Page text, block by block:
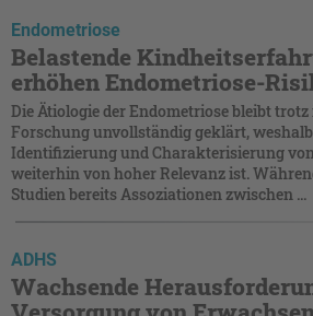
Endometriose
Belastende
erhöhen Endometriose-
Die Ätiologie der Endometriose bleibt
Forschung unvollständig geklärt,
Identifizierung und Charakterisierung
weiterhin von hoher Relevanz ist.
Studien bereits Assoziationen zwischen ...
ADHS
Wachsende